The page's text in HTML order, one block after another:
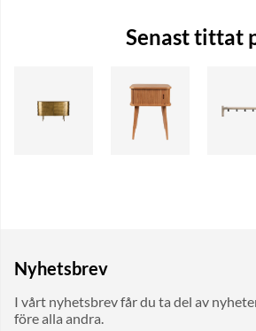
Senast tittat
Nyhetsbrev
I vårt nyhetsbrev får du ta del av
före alla andra.